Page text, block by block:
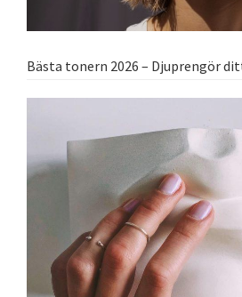
Bästa tonern 2026 – Djuprengör